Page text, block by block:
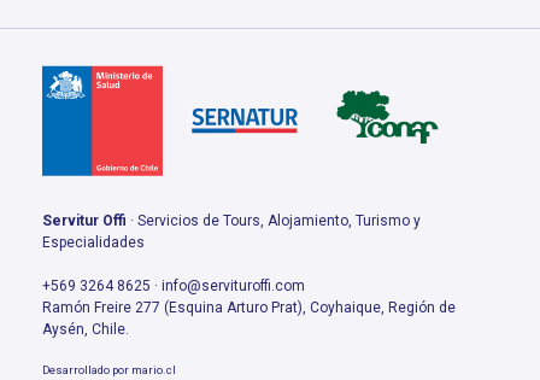
Servitur Offi · Servicios de Tours, Alojamiento, Turismo y
Especialidades
+569 3264 8625 · info@servituroffi.com
Ramón Freire 277 (Esquina Arturo Prat), Coyhaique, Región de
Aysén, Chile.
Desarrollado por mario.cl